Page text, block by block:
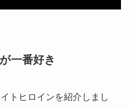
一番好き
トヒロインを紹介しまし